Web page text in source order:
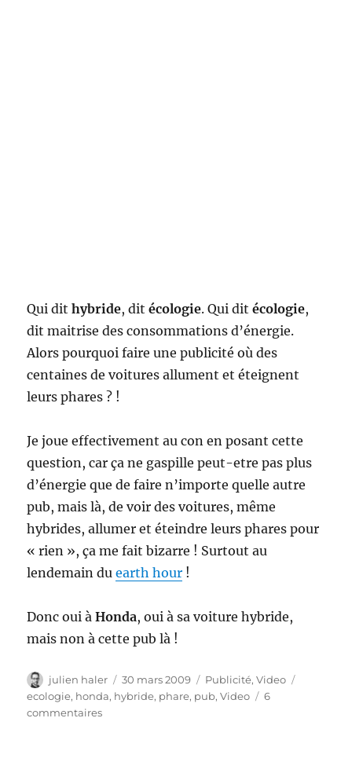
Qui dithybride, ditécologie. Qui ditécologie,
dit maitrise des consommations d’énergie.
Alors pourquoi faire une publicité où des
centaines de voitures allument et éteignent
leurs phares ? !
Je joue effectivement au con en posant cette
question, car ça ne gaspille peut-etre pas plus
d’énergie que de faire n’importe quelle autre
pub, mais là, de voir des voitures, même
hybrides, allumer et éteindre leurs phares pour
« rien », ça me fait bizarre ! Surtout au
lendemain duearth hour !
Donc oui àHonda, oui à sa voiture hybride,
mais non à cette pub là !
Auteur
julien haler
Publié
le
30 mars 2009 Catégories
Publicité,Video
ecologie, honda, hybride, phare, pub,Video
6
commentairessur